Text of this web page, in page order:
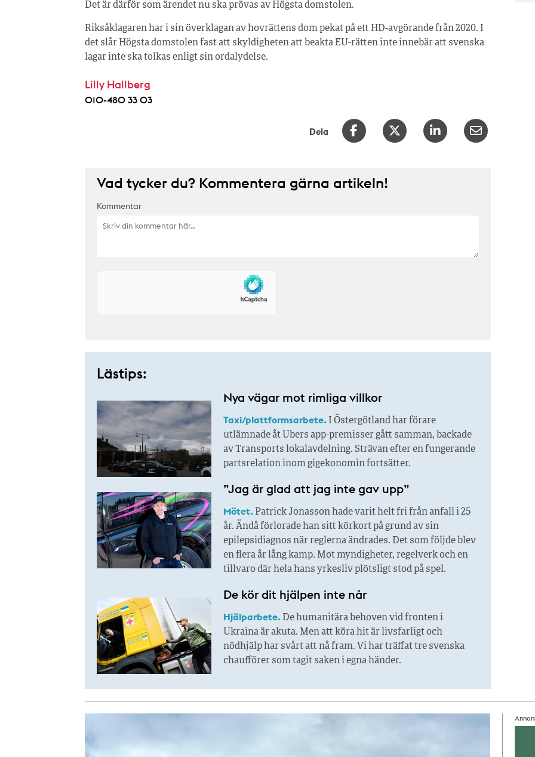
Det är därför som ärendet nu ska prövas av Högsta domstolen.
Riksåklagaren har i sin överklagan av hovrättens dom pekat på ett HD-avgörande från 2020. I
det slår Högsta domstolen fast att skyldigheten att beakta EU-rätten inte innebär att svenska
lagar inte ska tolkas enligt sin ordalydelse.
Lilly Hallberg
010-480 33 03
Dela
Vad tycker du? Kommentera gärna artikeln!
Kommentar
Lästips:
Nya vägar mot rimliga villkor
Taxi/plattformsarbete.I Östergötland har förare
utlämnade åt Ubers app-premisser gått samman, backade
av Transports lokalavdelning. Strävan efter en fungerande
partsrelation inom gigekonomin fortsätter.
”Jag är glad att jag inte gav upp”
Mötet.Patrick Jonasson hade varit helt fri från anfall i 25
år. Ändå förlorade han sitt körkort på grund av sin
epilepsidiagnos när reglerna ändrades. Det som följde blev
en flera år lång kamp. Mot myndigheter, regelverk och en
tillvaro där hela hans yrkesliv plötsligt stod på spel.
De kör dit hjälpen inte når
Hjälparbete.De humanitära behoven vid fronten i
Ukraina är akuta. Men att köra hit är livsfarligt och
nödhjälp har svårt att nå fram. Vi har träffat tre svenska
chaufförer som tagit saken i egna händer.